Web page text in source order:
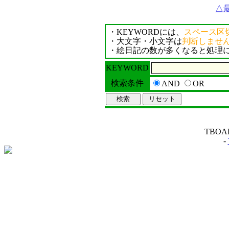
△
・KEYWORDには、
スペース区
・大文字・小文字は判断しませ
・絵日記の数が多くなると処理
KEYWORD
検索条件
AND OR
-